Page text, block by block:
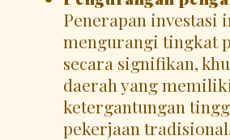
Penerapan investasi
mengurangi tingkat
secara signifikan,
daerah yang
ketergantungan
pekerjaan